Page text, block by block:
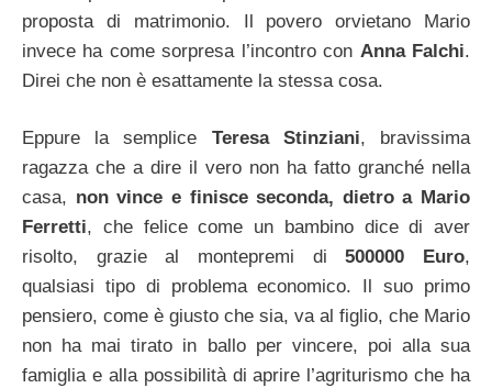
proposta di matrimonio. Il povero orvietano Mario
invece ha come sorpresa l’incontro con Anna Falchi.
Direi che non è esattamente la stessa cosa.
Eppure la semplice Teresa Stinziani, bravissima
ragazza che a dire il vero non ha fatto granché nella
casa, non vince e finisce seconda, dietro a Mario
Ferretti, che felice come un bambino dice di aver
risolto, grazie al montepremi di500000 Euro,
qualsiasi tipo di problema economico. Il suo primo
pensiero, come è giusto che sia, va al figlio, che Mario
non ha mai tirato in ballo per vincere, poi alla sua
famiglia e alla possibilità di aprire l’agriturismo che ha